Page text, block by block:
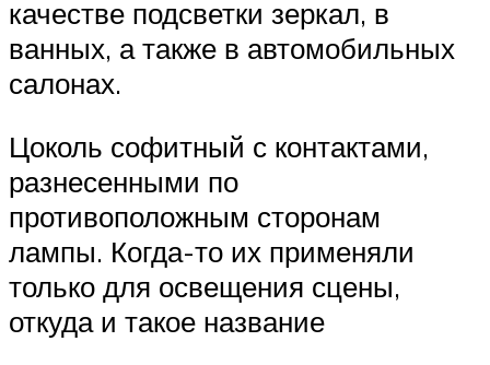
качестве подсветки зеркал, в
ванных, а также в автомобильных
салонах.
Цоколь софитный с контактами,
разнесенными по
противоположным сторонам
лампы. Когда-то их применяли
только для освещения сцены,
откуда и такое название